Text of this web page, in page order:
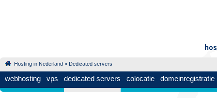
Hosting in Nederland » Dedicated servers
webhosting vps dedicated servers colocatie domeinregistratie